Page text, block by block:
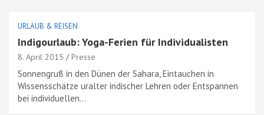
URLAUB & REISEN
Indigourlaub: Yoga-Ferien für Individualisten
8. April 2015 Presse
Sonnengruß in den Dünen der Sahara, Eintauchen in
Wissensschätze uralter indischer Lehren oder Entspannen
bei individuellen…